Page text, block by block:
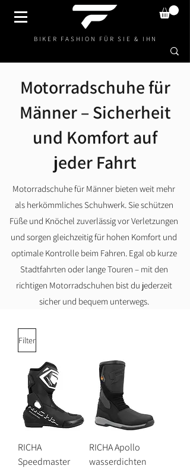
BIKER FASHION FÜR SIE & IHN
Motorradschuhe für
Männer – Sicherheit
und Komfort auf
jeder Fahrt
Motorradschuhe für Männer bieten weit mehr
als herkömmliches Schuhwerk. Sie schützen
Füße und Knöchel zuverlässig vor Verletzungen
und sorgen gleichzeitig für hohen Komfort und
optimale Kontrolle beim Fahren. Egal ob kurze
Stadtfahrten oder lange Touren – mit den
richtigen Motorradschuhen bist du jederzeit
sicher und bequem unterwegs.
Filter
RICHA
Speedmaster
RICHA Apollo
wasserdichten